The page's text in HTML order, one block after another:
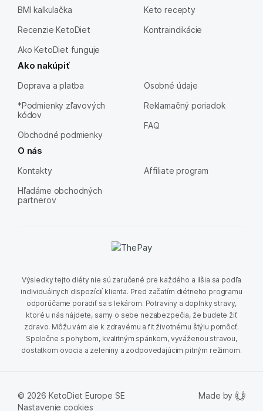
BMI kalkulačka
Recenzie KetoDiet
Ako KetoDiet funguje
Keto recepty
Kontraindikácie
Ako nakúpiť
Doprava a platba
*Podmienky zľavových
kódov
Obchodné podmienky
Osobné údaje
Reklamačný poriadok
FAQ
O nás
Kontakty
Hľadáme obchodných
partnerov
Affiliate program
Výsledky tejto diéty nie sú zaručené pre každého a líšia sa podľa
individuálnych dispozícií klienta. Pred začatím diétneho programu
odporúčame poradiť sa s lekárom. Potraviny a doplnky stravy,
ktoré u nás nájdete, samy o sebe nezabezpečia, že budete žiť
zdravo. Môžu vám ale k zdravému a fit životnému štýlu pomôcť.
Spoločne s pohybom, kvalitným spánkom, vyváženou stravou,
dostatkom ovocia a zeleniny a zodpovedajúcim pitným režimom.
© 2026 KetoDiet Europe SE
Nastavenie cookies
Made by